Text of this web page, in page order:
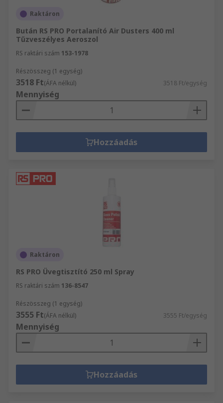
Raktáron
Bután RS PRO Portalanító Air Dusters 400 ml
Tűzveszélyes Aeroszol
RS raktári szám 153-1978
Részösszeg (1 egység)
3518 Ft(ÁFA nélkül) 3518 Ft/egység
Mennyiség
Hozzáadás
Raktáron
RS PRO Üvegtisztító 250 ml Spray
RS raktári szám 136-8547
Részösszeg (1 egység)
3555 Ft(ÁFA nélkül) 3555 Ft/egység
Mennyiség
Hozzáadás